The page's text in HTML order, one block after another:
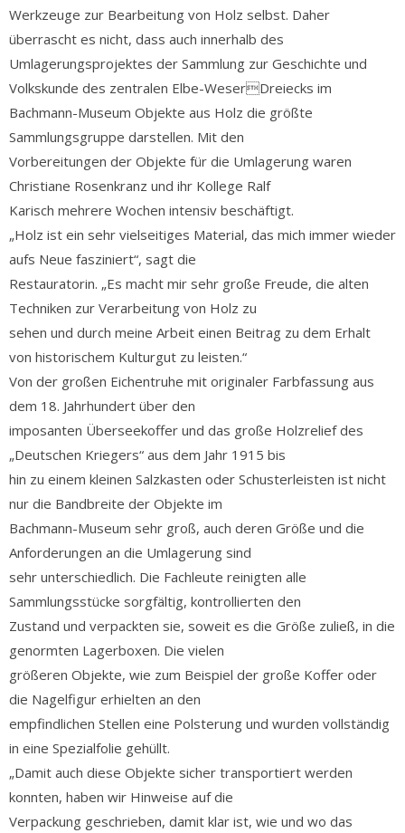
Werkzeuge zur Bearbeitung von Holz selbst. Daher
überrascht es nicht, dass auch innerhalb des
Umlagerungsprojektes der Sammlung zur Geschichte und
Volkskunde des zentralen Elbe-WeserDreiecks im
Bachmann-Museum Objekte aus Holz die größte
Sammlungsgruppe darstellen. Mit den
Vorbereitungen der Objekte für die Umlagerung waren
Christiane Rosenkranz und ihr Kollege Ralf
Karisch mehrere Wochen intensiv beschäftigt.
„Holz ist ein sehr vielseitiges Material, das mich immer wieder
aufs Neue fasziniert“, sagt die
Restauratorin. „Es macht mir sehr große Freude, die alten
Techniken zur Verarbeitung von Holz zu
sehen und durch meine Arbeit einen Beitrag zu dem Erhalt
von historischem Kulturgut zu leisten.“
Von der großen Eichentruhe mit originaler Farbfassung aus
dem 18. Jahrhundert über den
imposanten Überseekoffer und das große Holzrelief des
„Deutschen Kriegers“ aus dem Jahr 1915 bis
hin zu einem kleinen Salzkasten oder Schusterleisten ist nicht
nur die Bandbreite der Objekte im
Bachmann-Museum sehr groß, auch deren Größe und die
Anforderungen an die Umlagerung sind
sehr unterschiedlich. Die Fachleute reinigten alle
Sammlungsstücke sorgfältig, kontrollierten den
Zustand und verpackten sie, soweit es die Größe zuließ, in die
genormten Lagerboxen. Die vielen
größeren Objekte, wie zum Beispiel der große Koffer oder
die Nagelfigur erhielten an den
empfindlichen Stellen eine Polsterung und wurden vollständig
in eine Spezialfolie gehüllt.
„Damit auch diese Objekte sicher transportiert werden
konnten, haben wir Hinweise auf die
Verpackung geschrieben, damit klar ist, wie und wo das